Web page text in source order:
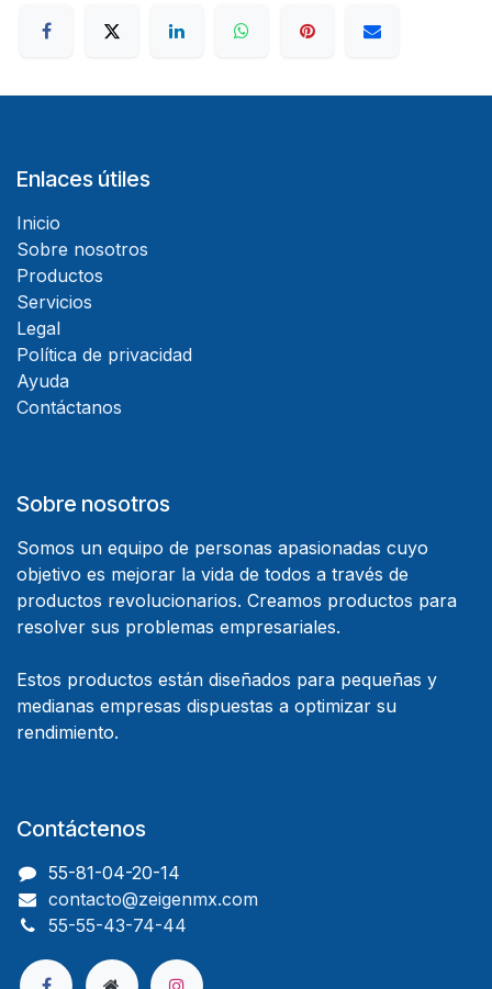
Enlaces útiles
Inicio
Sobre nosotros
Productos
Servicios
Legal
Política de privacidad
Ayuda
Contáctanos
Sobre nosotros
Somos un equipo de personas apasionadas cuyo
objetivo es mejorar la vida de todos a través de
productos revolucionarios. Creamos productos para
resolver sus problemas empresariales.
Estos productos están diseñados para pequeñas y
medianas empresas dispuestas a optimizar su
rendimiento.
Contáctenos
55-81-04-20-14
contacto@zeigenmx.com
55-55-43-74-44